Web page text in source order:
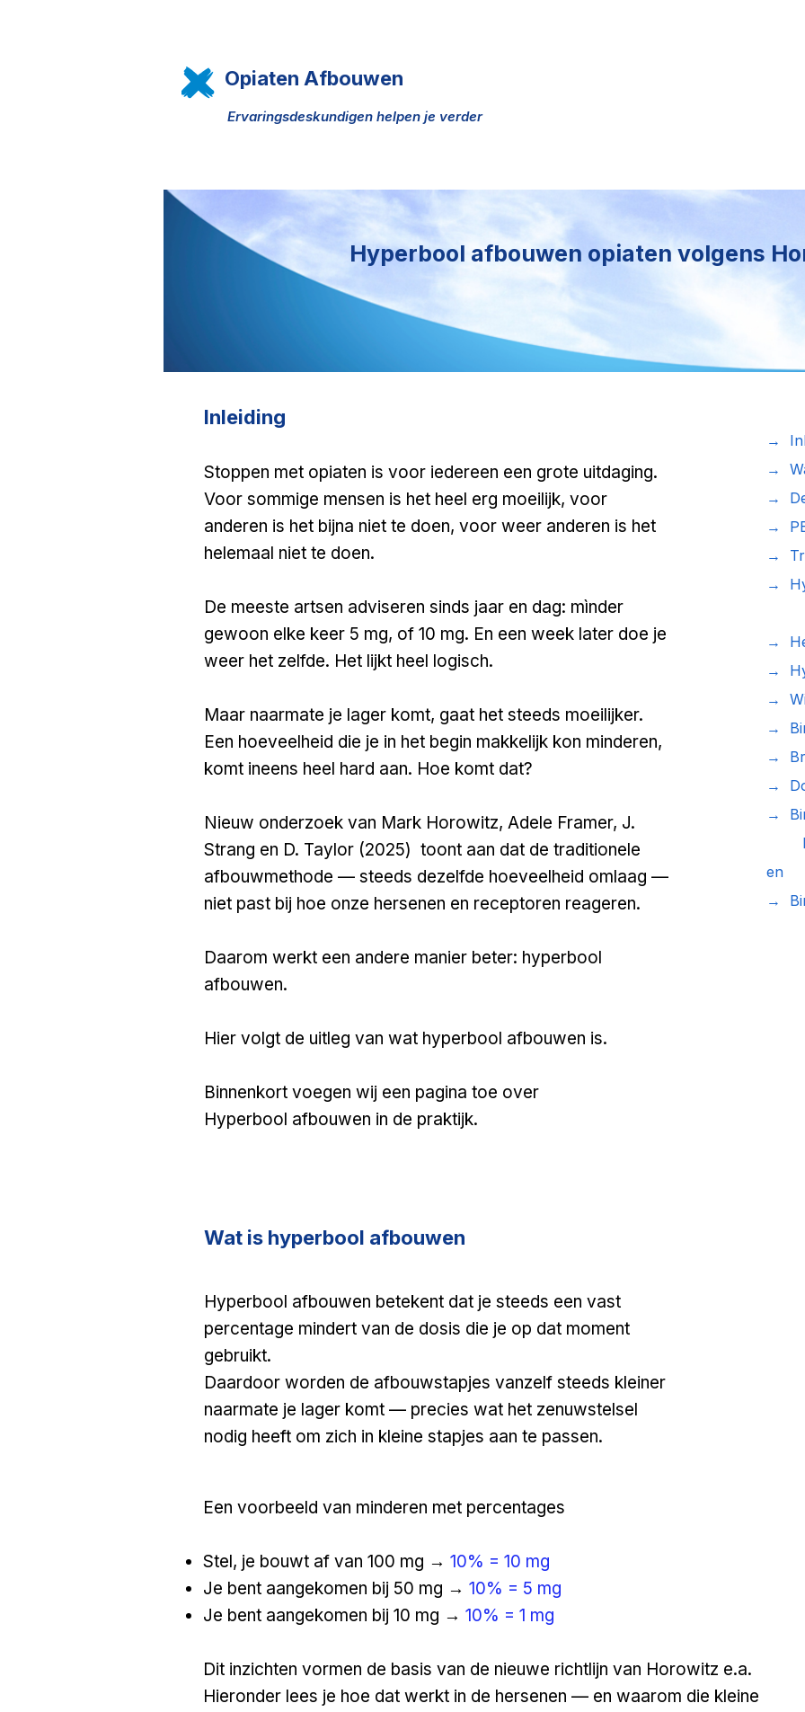
Opiaten Afbouwen
Ervaringsdeskundigen helpen je verder
Hyperbool afbouwen opiaten volgens
Stoppen met opiaten is voor iedereen een grote uitdaging.
Voor sommige mensen is het heel erg moeilijk, voor
anderen is het bijna niet te doen, voor weer anderen is het
helemaal niet te doen.
De meeste artsen adviseren sinds jaar en dag: mìnder
gewoon elke keer 5 mg, of 10 mg. En een week later doe je
weer het zelfde. Het lijkt heel logisch.​
Maar naarmate je lager komt, gaat het steeds moeilijker.
Een hoeveelheid die je in het begin makkelijk kon minderen,
komt ineens heel hard aan. Hoe komt dat?
Nieuw onderzoek van Mark Horowitz, Adele Framer, J.
Strang en D. Taylor (2025) toont aan dat de traditionele
afbouwmethode — steeds dezelfde hoeveelheid omlaag —
niet past bij hoe onze hersenen en receptoren reageren.
Daarom werkt een andere manier beter: hyperbool
afbouwen.
Hier volgt de uitleg van wat hyperbool afbouwen is.
Binnenkort voegen wij een pagina toe over
Hyperbool afbouwen in de praktijk.
→
→
→
→
→
→
→
→
→ W
→
→
→
→
en
→
Inleiding
Wat is hyperbool afbouwen
Hyperbool afbouwen betekent dat je steeds een vast
percentage mindert van de dosis die je op dat moment
gebruikt.
​Daardoor worden de afbouwstapjes vanzelf steeds kleiner
naarmate je lager komt — precies wat het zenuwstelsel
nodig heeft om zich in kleine stapjes aan te passen.
Een voorbeeld van minderen met percentages
Stel, je bouwt af van 100 mg → 10% = 10 mg
Je bent aangekomen bij 50 mg → 10% = 5 mg
Je bent aangekomen bij 10 mg → 10% = 1 mg
Dit inzichten vormen de basis van de nieuwe richtlijn van Horowitz e.a.
Hieronder lees je hoe dat werkt in de hersenen — en waarom die kleine